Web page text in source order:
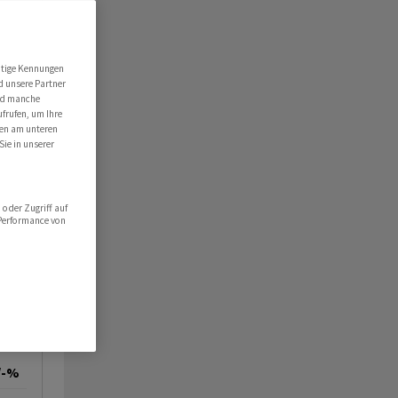
%
Kennungen
unsere Partner
manche
um Ihre
am unteren
in unserer
oder Zugriff auf
von